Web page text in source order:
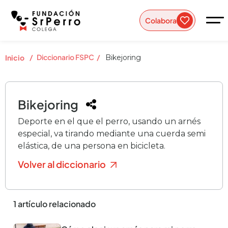
Colabora
Inicio / Diccionario FSPC / Bikejoring
Bikejoring
Deporte en el que el perro, usando un arnés
especial, va tirando mediante una cuerda semi
elástica, de una persona en bicicleta.
Volver al diccionario
1 artículo relacionado